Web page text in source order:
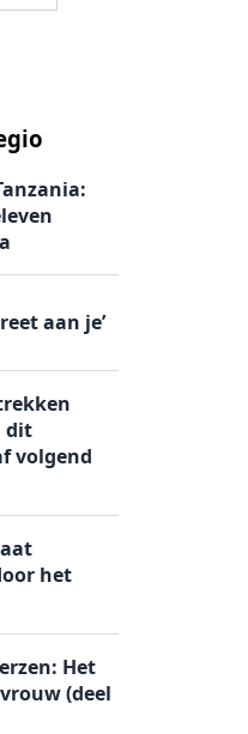
aan je’
dit
volgend
het
Het
(deel